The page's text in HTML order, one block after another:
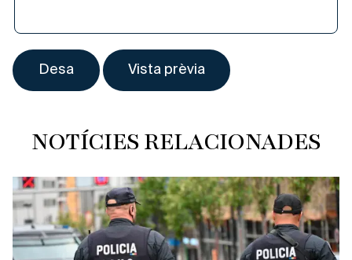
NOTÍCIES RELACIONADES